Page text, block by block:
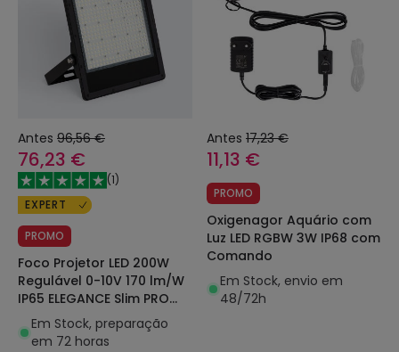
Antes 96,56 €
76,23 €
(1)
EXPERT
PROMO
Foco Projetor LED 200W
Regulável 0-10V 170 lm/W
IP65 ELEGANCE Slim PRO
Preto
Em Stock, preparação
em 72 horas
Antes 17,23 €
11,13 €
PROMO
Oxigenagor Aquário com
Luz LED RGBW 3W IP68 com
Comando
Em Stock, envio em
48/72h